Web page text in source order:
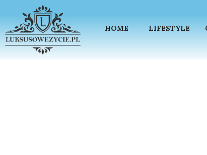
HOME LIFESTYLE